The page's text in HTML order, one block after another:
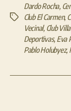
Etiquetas
Dardo Rocha,
Club El Carmen,
Vecinal, Club
Deportivas, Eva
Pablo Holubyez,